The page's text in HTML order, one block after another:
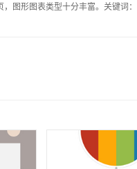
图形图表类型十分丰富。关键词：